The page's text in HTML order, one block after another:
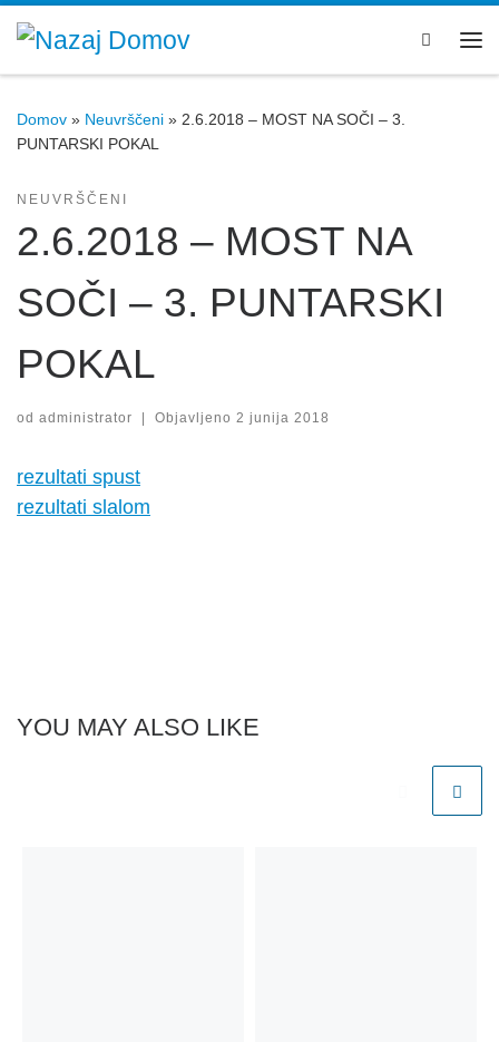
Skoči na vsebino
Search
Domov » Neuvrščeni » 2.6.2018 – MOST NA SOČI – 3.
PUNTARSKI POKAL
NEUVRŠČENI
2.6.2018 – MOST NA
SOČI – 3. PUNTARSKI
POKAL
od administrator | Objavljeno 2 junija 2018
rezultati spust
rezultati slalom
YOU MAY ALSO LIKE